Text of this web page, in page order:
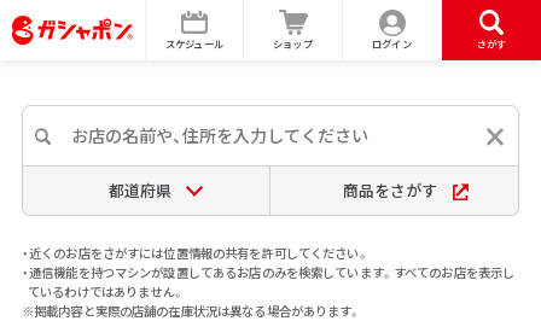
スケジュール ショップ ログイン さがす
都道府県 商品をさがす
・近くのお店をさがすには位置情報の共有を許可してください。
・通信機能を持つマシンが設置してあるお店のみを検索しています。すべてのお店を表示し
ているわけではありません。
※掲載内容と実際の店舗の在庫状況は異なる場合があります。